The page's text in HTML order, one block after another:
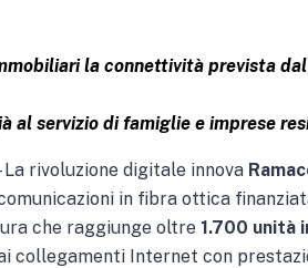
la connettività prevista
al servizio di famiglie e imprese
La rivoluzione digitale innova
in fibra ottica
che raggiunge oltre 1.700 unità
collegamenti Internet con